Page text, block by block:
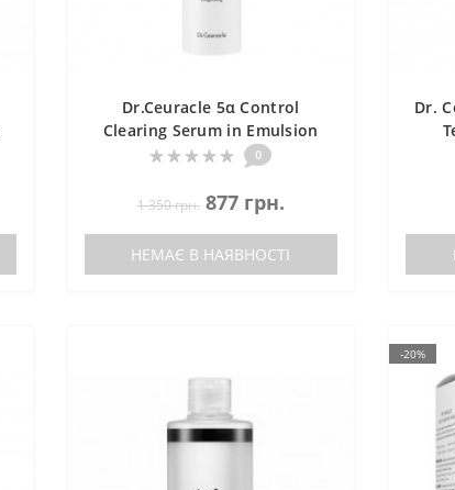
Dr.Ceuracle 5α Control
Clearing Serum in Emulsion
Себорегулююча емульсія "5-
0
1 350 грн. 877 грн.
НЕМАЄ В НАЯВНОСТІ
Dr.
-20%